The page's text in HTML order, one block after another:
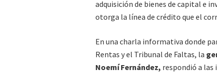
adquisición de bienes de capital e
otorga la línea de crédito que el
En una charla informativa donde
Rentas y el Tribunal de Faltas, la
Noemí Fernández, respondió a las